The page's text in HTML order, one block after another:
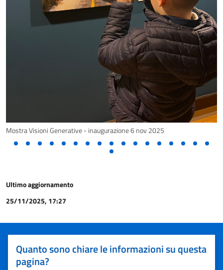
Mostra Visioni Generative - inaugurazione 6 nov 2025
Ultimo aggiornamento
25/11/2025, 17:27
Quanto sono chiare le informazioni su questa
pagina?